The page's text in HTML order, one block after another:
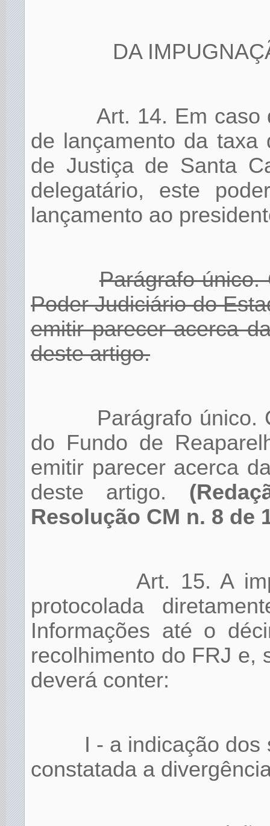
DA
Art. 14. Em caso
de lançamento da taxa
de Justiça de Santa
delegatário, este
lançamento ao
Parágrafo único.
Poder Judiciário do
emitir parecer acerca
deste artigo.
Parágrafo único.
do Fundo de
emitir parecer acerca
deste artigo.
Resolução CM n. 8 de
Art. 15. A
protocolada
Informações até o
recolhimento do FRJ e,
deverá conter:
I - a indicação
constatada a